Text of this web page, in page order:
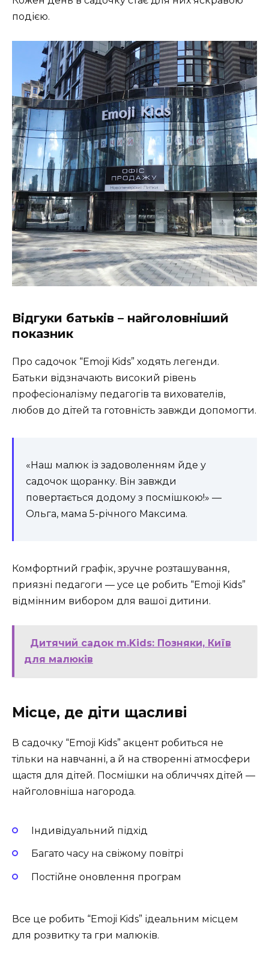
подією.
Відгуки батьків – найголовніший
показник
Про садочок “Emoji Kids” ходять легенди.
Батьки відзначають високий рівень
професіоналізму педагогів та вихователів,
любов до дітей та готовність завжди допомогти.
«Наш малюк із задоволенням йде у
садочок щоранку. Він завжди
повертається додому з посмішкою!» —
Ольга, мама 5-річного Максима.
Комфортний графік, зручне розташування,
приязні педагоги — усе це робить “Emoji Kids”
відмінним вибором для вашої дитини.
Дитячий садок m.Kids: Позняки, Київ
для малюків
Місце, де діти щасливі
В садочку “Emoji Kids” акцент робиться не
тільки на навчанні, а й на створенні атмосфери
щастя для дітей. Посмішки на обличчях дітей —
найголовніша нагорода.
Індивідуальний підхід
Багато часу на свіжому повітрі
Постійне оновлення програм
Все це робить “Emoji Kids” ідеальним місцем
для розвитку та гри малюків.